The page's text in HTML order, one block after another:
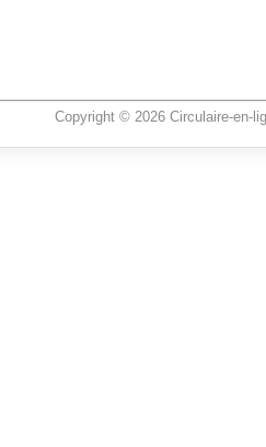
Copyright © 2026 Circulaire-en-